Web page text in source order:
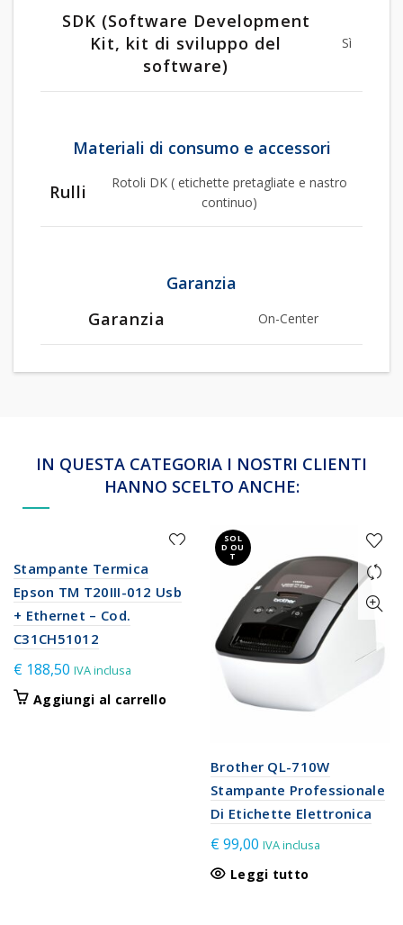
SDK (Software Development
Kit, kit di sviluppo del
software)
Sì
Materiali di consumo e accessori
Rulli
Rotoli DK ( etichette pretagliate e nastro
continuo)
Garanzia
Garanzia
On-Center
IN QUESTA CATEGORIA I NOSTRI CLIENTI
HANNO SCELTO ANCHE:
Stampante Termica
Epson TM T20III-012 Usb
+ Ethernet – Cod.
C31CH51012
€ 188,50 IVA inclusa
Aggiungi al carrello
SOL
D OU
T
Brother QL-710W
Stampante Professionale
Di Etichette Elettronica
€99,00 IVA inclusa
Leggi tutto